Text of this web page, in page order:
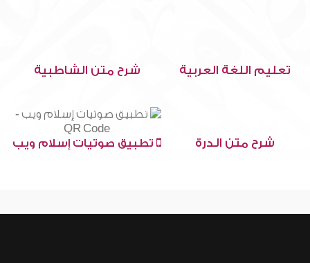
تعليم اللغة العربية شرح متن الشاطبية
شرح متن الدرة تطبيق صوتيات إسلام ويب